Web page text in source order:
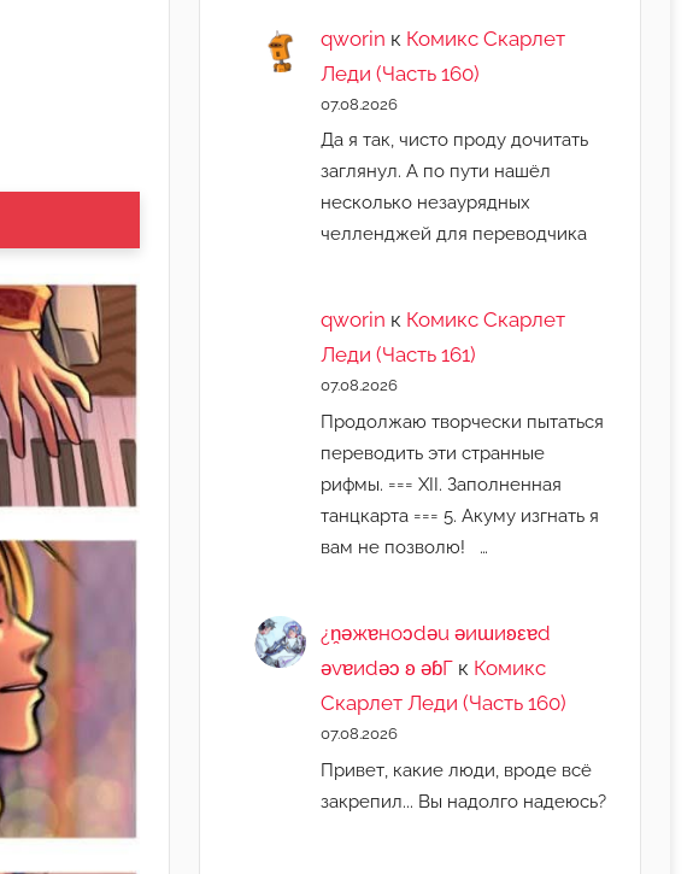
qworin к Комикс Скарлет
Леди (Часть 160)
07.08.2026
Да я так, чисто проду дочитать
заглянул. А по пути нашёл
несколько незаурядных
челленджей для переводчика
qworin к Комикс Скарлет
Леди (Часть 161)
07.08.2026
Продолжаю творчески пытаться
переводить эти странные
рифмы. === XII. Заполненная
танцкарта === 5. Акуму изгнать я
вам не позволю! …
¿n̯ǝжɐноɔdǝu ǝиɯиʚεɐd
ǝvɐиdǝɔ ʚ ǝɓГ к Комикс
Скарлет Леди (Часть 160)
07.08.2026
Привет, какие люди, вроде всё
закрепил... Вы надолго надеюсь?